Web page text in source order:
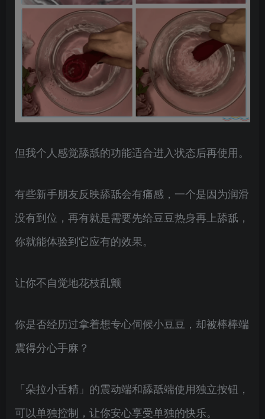
但我个人感觉舔舐的功能适合进入状态后再使用。
有些新手朋友反映舔舐会有痛感，一个是因为润滑
没有到位，再有就是需要先给豆豆热身再上舔舐，
你就能体验到它应有的效果。
让你不自觉地花枝乱颤
你是否经历过拿着想专心伺候小豆豆，却被棒棒端
震得分心手麻？
「朵拉小舌精」的震动端和舔舐端使用独立按钮，
可以单独控制，让你安心享受单独的快乐。